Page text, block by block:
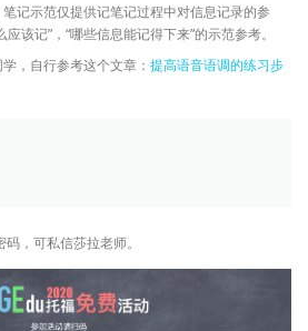
记示范仅提供记笔记过程中对信息记录的参
该记”，“哪些信息能记得下来”的示范参考。
，自行参考这个文章： 提高语音语调的练习步
，可私信莎拉老师。